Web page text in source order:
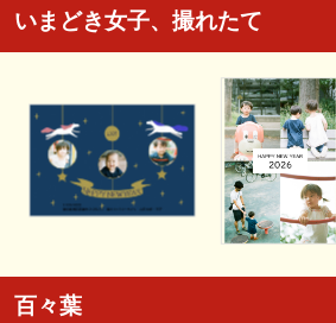
いまどき女子、撮れたて
百々葉